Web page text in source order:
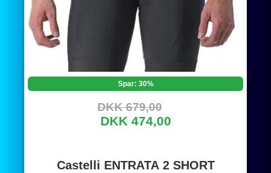
Spar: 30%
DKK 679,00
DKK 474,00
Castelli ENTRATA 2 SHORT